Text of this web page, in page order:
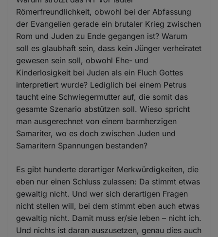
Römerfreundlichkeit, obwohl bei der Abfassung
der Evangelien gerade ein brutaler Krieg zwischen
Rom und Juden zu Ende gegangen ist? Warum
soll es glaubhaft sein, dass kein Jünger verheiratet
gewesen sein soll, obwohl Ehe- und
Kinderlosigkeit bei Juden als ein Fluch Gottes
interpretiert wurde? Lediglich bei einem Petrus
taucht eine Schwiegermutter auf, die somit das
gesamte Szenario abstützen soll. Wieso spricht
man ausgerechnet von einem barmherzigen
Samariter, wo es doch zwischen Juden und
Samaritern Spannungen bestanden?
Es gibt hunderte derartiger Merkwürdigkeiten, die
eben nur einen Schluss zulassen: Da stimmt etwas
gewaltig nicht. Und wer sich derartigen Fragen
nicht stellen will, bei dem stimmt eben auch etwas
gewaltig nicht. Damit muss er/sie leben – nicht ich.
Und nichts ist daran auszusetzen, genau dies auch